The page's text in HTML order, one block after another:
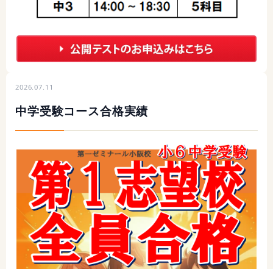
2026.07.11
中学受験コース合格実績